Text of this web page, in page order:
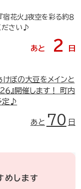
宿花火』夜空を彩る約８
ださい♪
あと 2 日
けぼの大豆をメインと
６』開催します！ 町内
定♪
あと 70 日
めします